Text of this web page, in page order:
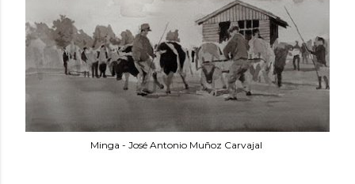
Minga - José Antonio Muñoz Carvajal